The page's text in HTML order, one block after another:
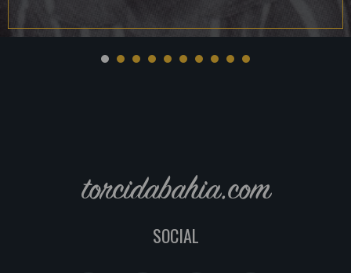
torcidabahia.com
SOCIAL